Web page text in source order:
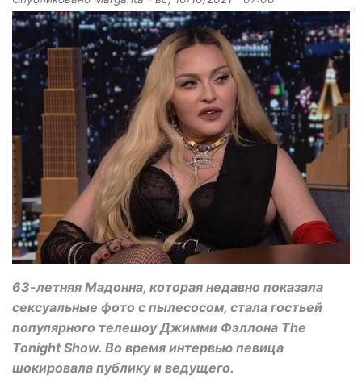
63-летняя Мадонна, которая недавно показала
сексуальные фото с пылесосом, стала гостьей
популярного телешоу Джимми Фэллона The
Tonight Show. Во время интервью певица
шокировала публику и ведущего.